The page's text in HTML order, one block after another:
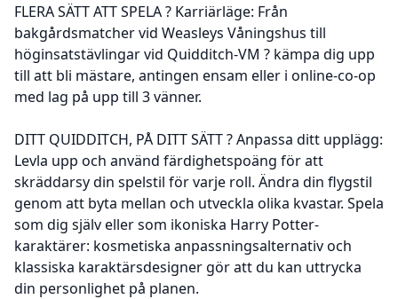
FLERA SÄTT ATT SPELA ? Karriärläge: Från
bakgårdsmatcher vid Weasleys Våningshus till
höginsatstävlingar vid Quidditch-VM ? kämpa dig upp
till att bli mästare, antingen ensam eller i online-co-op
med lag på upp till 3 vänner.
DITT QUIDDITCH, PÅ DITT SÄTT ? Anpassa ditt upplägg:
Levla upp och använd färdighetspoäng för att
skräddarsy din spelstil för varje roll. Ändra din flygstil
genom att byta mellan och utveckla olika kvastar. Spela
som dig själv eller som ikoniska Harry Potter-
karaktärer: kosmetiska anpassningsalternativ och
klassiska karaktärsdesigner gör att du kan uttrycka
din personlighet på planen.